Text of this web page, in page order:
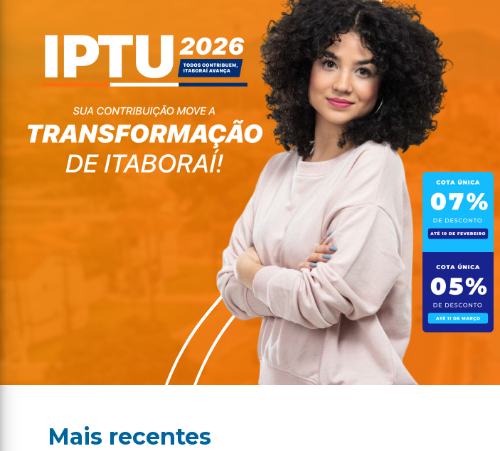
Mais recentes